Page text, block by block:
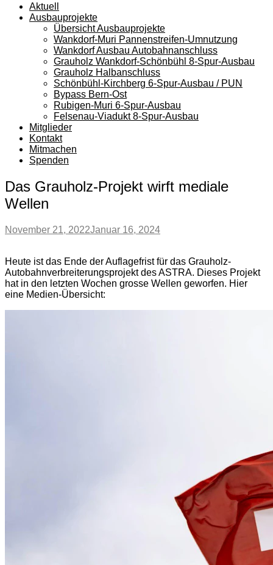
Aktuell
Ausbauprojekte
Übersicht Ausbauprojekte
Wankdorf-Muri Pannenstreifen-Umnutzung
Wankdorf Ausbau Autobahnanschluss
Grauholz Wankdorf-Schönbühl 8-Spur-Ausbau
Grauholz Halbanschluss
Schönbühl-Kirchberg 6-Spur-Ausbau / PUN
Bypass Bern-Ost
Rubigen-Muri 6-Spur-Ausbau
Felsenau-Viadukt 8-Spur-Ausbau
Mitglieder
Kontakt
Mitmachen
Spenden
Das Grauholz-Projekt wirft mediale
Wellen
November 21, 2022Januar 16, 2024
Heute ist das Ende der Auflagefrist für das Grauholz-
Autobahnverbreiterungsprojekt des ASTRA. Dieses Projekt
hat in den letzten Wochen grosse Wellen geworfen. Hier
eine Medien-Übersicht: